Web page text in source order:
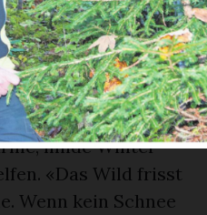
halten.
es
frisst mehr.
die Bäume», erklärt
milde Winter
«Das Wild frisst
Wenn kein Schnee